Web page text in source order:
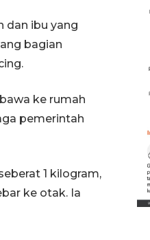
dan ibu yang
bagian
ke rumah
pemerintah
1 kilogram,
ke otak. Ia